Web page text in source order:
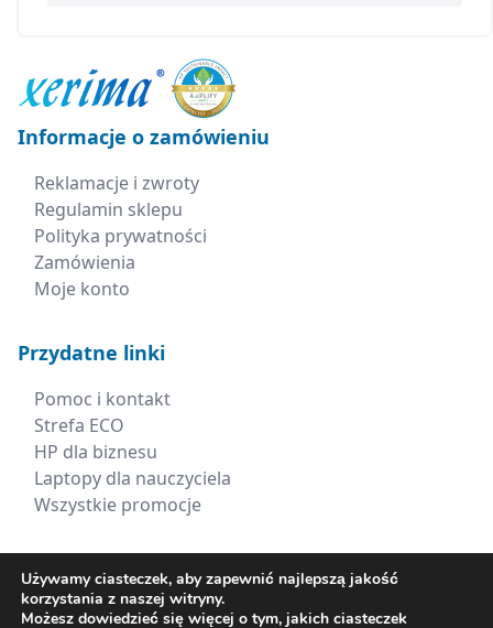
Informacje o zamówieniu
Reklamacje i zwroty
Regulamin sklepu
Polityka prywatności
Zamówienia
Moje konto
Przydatne linki
Pomoc i kontakt
Strefa ECO
HP dla biznesu
Laptopy dla nauczyciela
Wszystkie promocje
Kontakt
+48 660 538 617
Używamy ciasteczek, aby zapewnić najlepszą jakość
korzystania z naszej witryny.
Możesz dowiedzieć się więcej o tym, jakich ciasteczek